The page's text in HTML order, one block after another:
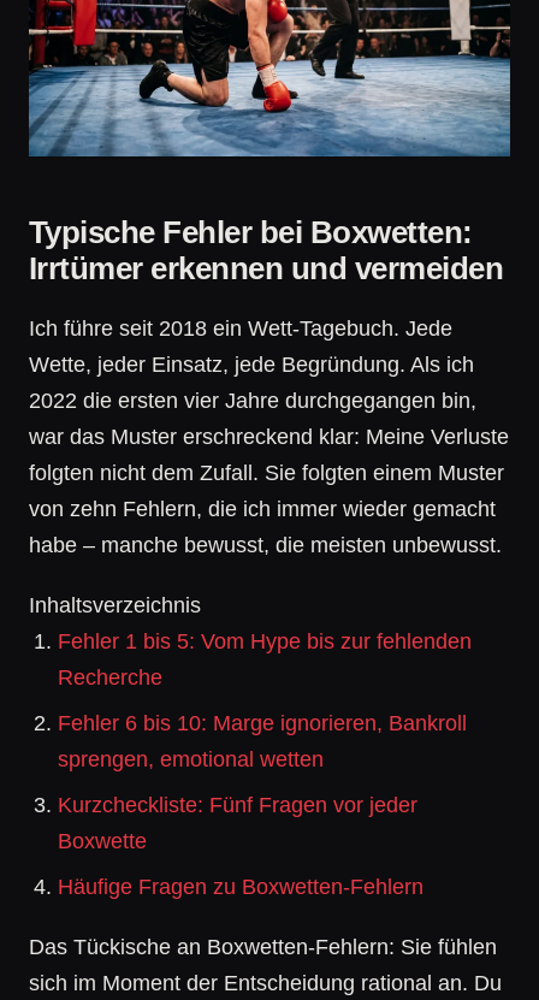
Typische Fehler bei Boxwetten:
Irrtümer erkennen und vermeiden
Ich führe seit 2018 ein Wett-Tagebuch. Jede
Wette, jeder Einsatz, jede Begründung. Als ich
2022 die ersten vier Jahre durchgegangen bin,
war das Muster erschreckend klar: Meine Verluste
folgten nicht dem Zufall. Sie folgten einem Muster
von zehn Fehlern, die ich immer wieder gemacht
habe – manche bewusst, die meisten unbewusst.
Inhaltsverzeichnis
Fehler 1 bis 5: Vom Hype bis zur fehlenden
Recherche
Fehler 6 bis 10: Marge ignorieren, Bankroll
sprengen, emotional wetten
Kurzcheckliste: Fünf Fragen vor jeder
Boxwette
Häufige Fragen zu Boxwetten-Fehlern
Das Tückische an Boxwetten-Fehlern: Sie fühlen
sich im Moment der Entscheidung rational an. Du